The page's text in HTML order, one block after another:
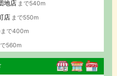
地店 まで540m
店 まで550m
で400m
560m